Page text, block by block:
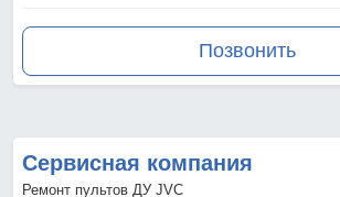
Позвонить
Сервисная компания
Ремонт пультов ДУ JVC